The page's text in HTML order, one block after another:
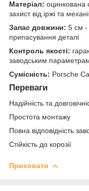
Матеріал:
захист від іржі та
Запас довжини: 5 см -
припасування деталі
Контроль якості:
заводським
Сумісність: Porsche
Переваги
Надійність та
Простота монтажу
Повна відповідність
Стійкість до корозії
Приховати